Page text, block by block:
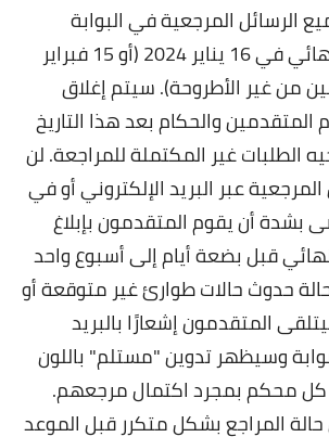
الرسائل المرجعية في البوابة
بحلول الموعد النهائي في 16 يناير 2024 (أو 15 فبراير
من غير الأطروحة). سيتم إغلاق
المتقدمين والحكام بعد هذا التاريخ
الطلبات غير المكتملة للمراجعة. لن
عبر البريد الإلكتروني أو في
بشدة أن يقوم المتقدمون بإبلاغ
قبل بضعة أيام إلى أسبوع واحد
في حالة حدوث حالات طوارئ غير متوقعة أو
المتقدمون إشعارًا بالبريد
وسيظهر تدوين "مستلم" باللون
كل محكم بمجرد اكتمال مرجعهم.
المراجع بشكل متكرر قبل الموعد